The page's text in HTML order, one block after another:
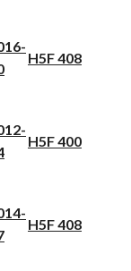
H5F 408
H5F 400
H5F 408